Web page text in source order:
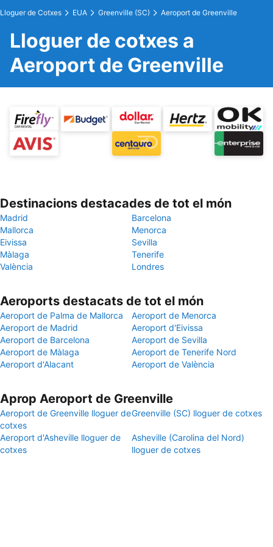
Lloguer de Cotxes EUA Greenville (SC) Aeroport de Greenville
Lloguer de cotxes a
Aeroport de Greenville
Destinacions destacades de tot el món
Madrid
Barcelona
Mallorca
Menorca
Eivissa
Sevilla
Màlaga
Tenerife
València
Londres
Aeroports destacats de tot el món
Aeroport de Palma de Mallorca
Aeroport de Menorca
Aeroport de Madrid
Aeroport d'Eivissa
Aeroport de Barcelona
Aeroport de Sevilla
Aeroport de Màlaga
Aeroport de Tenerife Nord
Aeroport d'Alacant
Aeroport de València
Aprop Aeroport de Greenville
Aeroport de Greenville lloguer de
cotxes
Greenville (SC) lloguer de cotxes
Aeroport d'Asheville lloguer de
cotxes
Asheville (Carolina del Nord)
lloguer de cotxes